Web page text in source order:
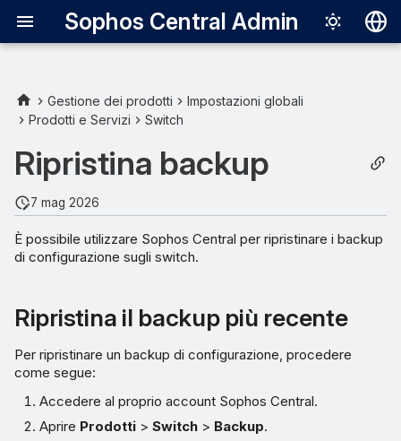
Sophos Central Admin
中文（繁體）
Ripristina il backup più
specifico
Gestione dei prodotti
Impostazioni globali
Prodotti e Servizi
Switch
Ripristina backup
7 mag 2026
È possibile utilizzare Sophos Central per ripristinare i backup
di configurazione sugli switch.
Ripristina il backup più recente
Per ripristinare un backup di configurazione, procedere
come segue:
Accedere al proprio account Sophos Central.
Aprire Prodotti >Switch > Backup.